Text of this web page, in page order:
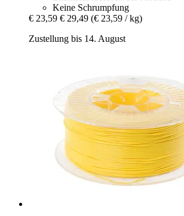
Keine Schrumpfung
€ 23,59 € 29,49 (€ 23,59 / kg)
Zustellung bis 14. August